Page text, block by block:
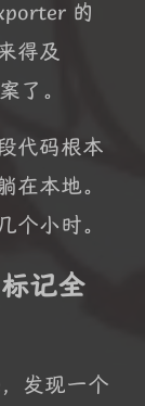
的
得及
了。
代码根本
在本地。
个小时。
记全
发现一个